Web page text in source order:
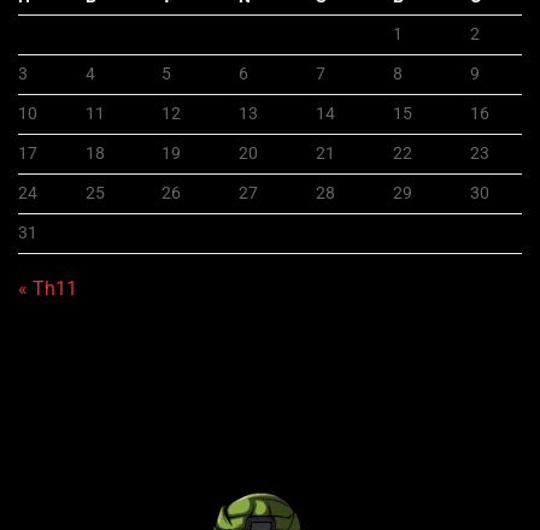
1
2
3
4 5 6 7 8
9
10
11 12 13 14 15
16
17
18 19 20 21 22
23
24
25 26 27 28 29
30
31
« Th11